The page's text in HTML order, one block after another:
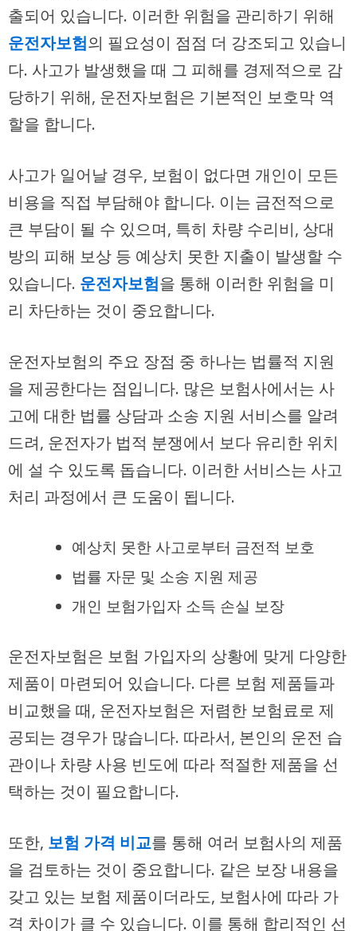
출되어 있습니다. 이러한 위험을 관리하기 위해
운전자보험의 필요성이 점점 더 강조되고 있습니
다. 사고가 발생했을 때 그 피해를 경제적으로 감
당하기 위해, 운전자보험은 기본적인 보호막 역
할을 합니다.
사고가 일어날 경우, 보험이 없다면 개인이 모든
비용을 직접 부담해야 합니다. 이는 금전적으로
큰 부담이 될 수 있으며, 특히 차량 수리비, 상대
방의 피해 보상 등 예상치 못한 지출이 발생할 수
있습니다. 운전자보험을 통해 이러한 위험을 미
리 차단하는 것이 중요합니다.
운전자보험의 주요 장점 중 하나는 법률적 지원
을 제공한다는 점입니다. 많은 보험사에서는 사
고에 대한 법률 상담과 소송 지원 서비스를 알려
드려, 운전자가 법적 분쟁에서 보다 유리한 위치
에 설 수 있도록 돕습니다. 이러한 서비스는 사고
처리 과정에서 큰 도움이 됩니다.
예상치 못한 사고로부터 금전적 보호
법률 자문 및 소송 지원 제공
개인 보험가입자 소득 손실 보장
운전자보험은 보험 가입자의 상황에 맞게 다양한
제품이 마련되어 있습니다. 다른 보험 제품들과
비교했을 때, 운전자보험은 저렴한 보험료로 제
공되는 경우가 많습니다. 따라서, 본인의 운전 습
관이나 차량 사용 빈도에 따라 적절한 제품을 선
택하는 것이 필요합니다.
또한, 보험 가격 비교를 통해 여러 보험사의 제품
을 검토하는 것이 중요합니다. 같은 보장 내용을
갖고 있는 보험 제품이더라도, 보험사에 따라 가
격 차이가 클 수 있습니다. 이를 통해 합리적인 선